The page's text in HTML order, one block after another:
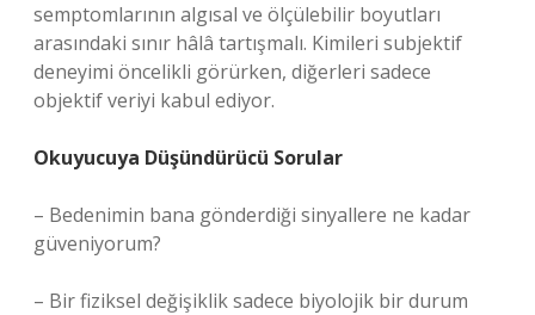
semptomlarının algısal ve ölçülebilir boyutları
arasındaki sınır hâlâ tartışmalı. Kimileri subjektif
deneyimi öncelikli görürken, diğerleri sadece
objektif veriyi kabul ediyor.
Okuyucuya Düşündürücü Sorular
– Bedenimin bana gönderdiği sinyallere ne kadar
güveniyorum?
– Bir fiziksel değişiklik sadece biyolojik bir durum